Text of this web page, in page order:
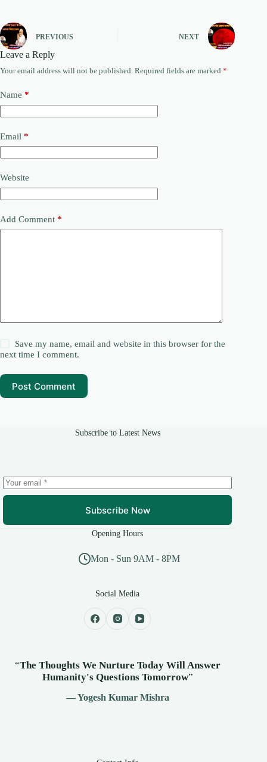
PREVIOUS NEXT
Leave a Reply
Your email address will not be published. Required fields are marked *
Name *
Email *
Website
Add Comment *
Save my name, email and website in this browser for the
next time I comment.
Post Comment
Subscribe to Latest News
Subscribe Now
Opening Hours
Mon - Sun 9AM - 8PM
Social Media
“The Thoughts We Nurture Today Will Answer
Humanity's Questions Tomorrow”
— Yogesh Kumar Mishra